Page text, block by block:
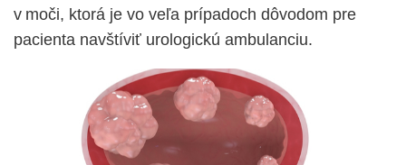
v moči, ktorá je vo veľa prípadoch dôvodom pre
pacienta navštíviť urologickú ambulanciu.